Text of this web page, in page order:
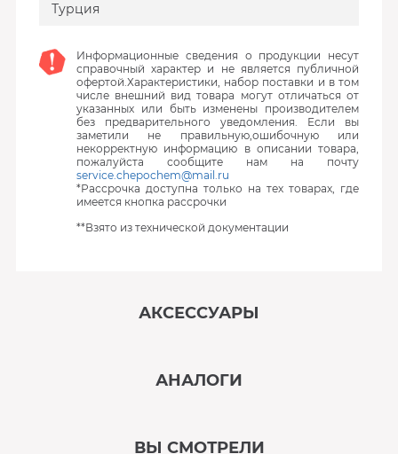
Турция
Информационные сведения о продукции несут
справочный характер и не является публичной
офертой.Характеристики, набор поставки и в том
числе внешний вид товара могут отличаться от
указанных или быть изменены производителем
без предварительного уведомления. Если вы
заметили не правильную,ошибочную или
некорректную информацию в описании товара,
пожалуйста сообщите нам на почту
service.chepochem@mail.ru
*Рассрочка доступна только на тех товарах, где
имеется кнопка рассрочки
**Взято из технической документации
АКСЕССУАРЫ
АНАЛОГИ
ВЫ СМОТРЕЛИ